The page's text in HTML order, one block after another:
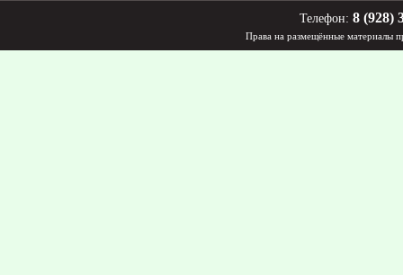
Телефон: 8 (928)
Права на размещённые материалы